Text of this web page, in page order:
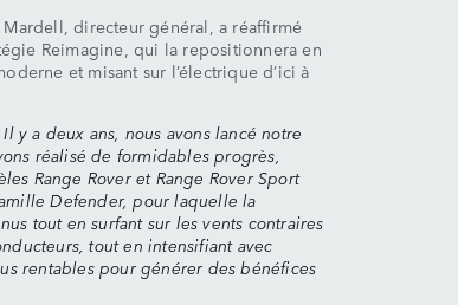
Mardell, directeur général, a réaffirmé
Reimagine, qui la repositionnera en
et misant sur l’électrique d’ici à
Il y a deux ans, nous avons lancé notre
réalisé de formidables progrès,
Range Rover et Range Rover Sport
Defender, pour laquelle la
tout en surfant sur les vents contraires
tout en intensifiant avec
rentables pour générer des bénéfices